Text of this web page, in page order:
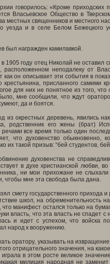
говорилось: «Кроме
Власьевское Общество в
местных священников и местного
уезда и в селе Белом Бежецкого
был награжден камилавкой.
1905 году отец Николай не
неподалеку от
как он описывает эти события в
крестьянина, присланного
для них не понятное из того,
мне сообщили, что ждут
да и боятся.
из окрестных деревень, явились
родственник его жены (брат)
все время только один
что духовенство обыкновенно,
их такой призыв: “бей студентов,
духовенства не
в духе христианской
ни мои прихожане не
чтобы мне эта свобода была дана.
смету государственного прихода
школ, на обременительность
манифест остался только на
власть, что эта власть не
и идет с успехом, что войска
народ к вооружению.
оратору, указывать на
отрицательного значения, на
играла в этом росте великое
милиция народная не